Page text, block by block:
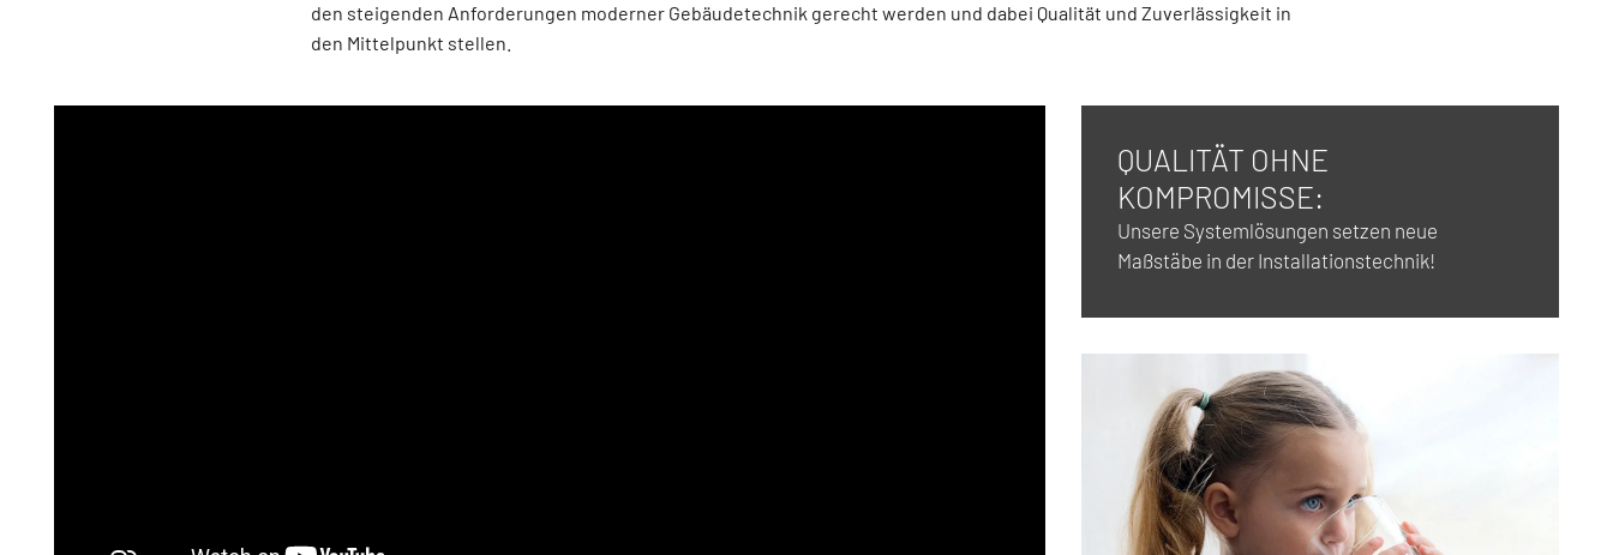
den steigenden Anforderungen moderner Gebäudetechnik gerecht werden und dabei Qualität und Zuverlässigkeit in
den Mittelpunkt stellen.
QUALITÄT OHNE
KOMPROMISSE:
Unsere Systemlösungen setzen neue
Maßstäbe in der Installationstechnik!